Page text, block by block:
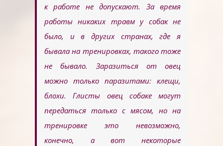
к работе не допускают. За время
работы никаких травм у собак не
было, и в других странах, где я
бывала на тренировках, такого тоже
не бывало. Заразиться от овец
можно только паразитами: клещи,
блохи. Глисты овец собаке могут
передаться только с мясом, но на
тренировке это невозможно,
конечно, а вот некоторые